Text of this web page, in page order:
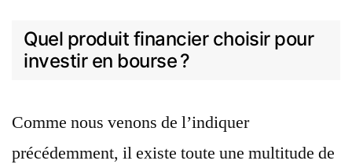
Quel produit financier choisir pour
investir en bourse ?
Comme nous venons de l’indiquer
précédemment, il existe toute une multitude de